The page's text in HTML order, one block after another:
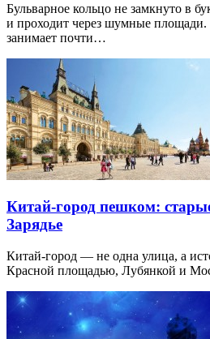
Бульварное кольцо не замкнуто в
и проходит через шумные
занимает почти…
Китай-город пешком:
Зарядье
Китай-город — не одна улица, а
Красной площадью, Лубянкой и